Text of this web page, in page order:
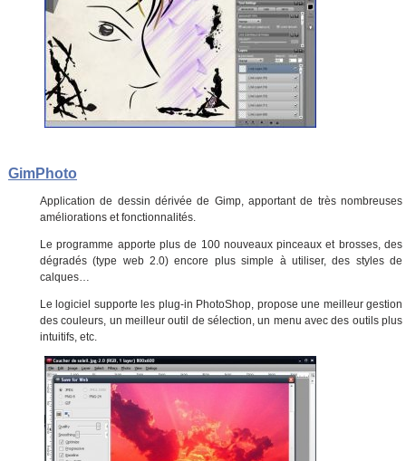
GimPhoto
Application de dessin dérivée de Gimp, apportant de très nombreuses
améliorations et fonctionnalités.
Le programme apporte plus de 100 nouveaux pinceaux et brosses, des
dégradés (type web 2.0) encore plus simple à utiliser, des styles de
calques…
Le logiciel supporte les plug-in PhotoShop, propose une meilleur gestion
des couleurs, un meilleur outil de sélection, un menu avec des outils plus
intuitifs, etc.